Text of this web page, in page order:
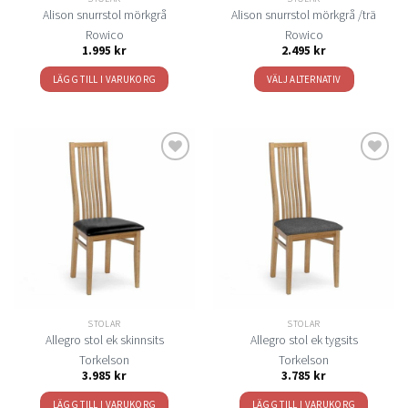
produktsidan
produktsidan
Alison snurrstol mörkgrå
Rowico
1.995 kr
LÄGG TILL I VARUKORG
Alison snurrstol mörkgrå /trä
Rowico
2.495 kr
VÄLJ ALTERNATIV
produkten
har
flera
varianter.
De
olika
alternativen
kan
produktsidan
STOLAR
Allegro stol ek skinnsits
Torkelson
3.985 kr
LÄGG TILL I VARUKORG
STOLAR
Allegro stol ek tygsits
Torkelson
3.785 kr
LÄGG TILL I VARUKORG